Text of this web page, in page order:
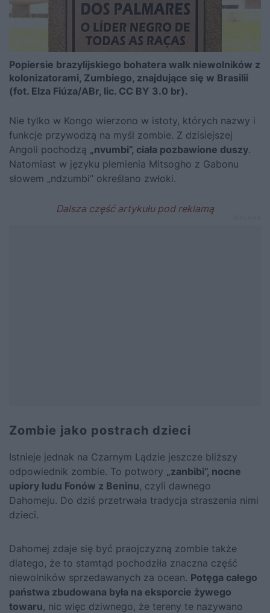
Popiersie brazylijskiego bohatera walk niewolników z
kolonizatorami, Zumbiego, znajdujące się w Brasilii
(fot. Elza Fiúza/ABr, lic. CC BY 3.0 br).
Nie tylko w Kongo wierzono w istoty, których nazwy i
funkcje przywodzą na myśl zombie. Z dzisiejszej
Angoli pochodzą „nvumbi”, ciała pozbawione duszy.
Natomiast w języku plemienia Mitsogho z Gabonu
słowem „ndzumbi” określano zwłoki.
Zombie jako postrach dzieci
Istnieje jednak na Czarnym Lądzie jeszcze bliższy
odpowiednik zombie. To potwory „zanbibi”, nocne
upiory ludu Fonów z Beninu, czyli dawnego
Dahomeju. Do dziś przetrwała tradycja straszenia nimi
dzieci.
Dahomej zdaje się być praojczyzną zombie także
dlatego, że to stamtąd pochodziła znaczna część
niewolników sprzedawanych za ocean. Potęga całego
państwa zbudowana była na eksporcie żywego
towaru, nic więc dziwnego, że tereny te nazywano